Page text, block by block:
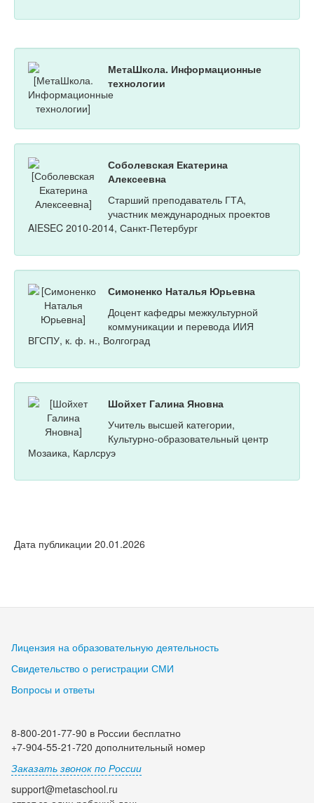
МетаШкола. Информационные
технологии
Соболевская Екатерина
Алексеевна
Старший преподаватель ГТА,
участник международных проектов
AIESEC 2010-2014, Санкт-Петербург
Симоненко Наталья Юрьевна
Доцент кафедры межкультурной
коммуникации и перевода ИИЯ
ВГСПУ, к. ф. н., Волгоград
Шойхет Галина Яновна
Учитель высшей категории,
Культурно-образовательный центр
Мозаика, Карлсруэ
Дата публикации 20.01.2026
Лицензия на образовательную деятельность
Свидетельство о регистрации СМИ
Вопросы и ответы
8-800-201-77-90 в России бесплатно
+7-904-55-21-720 дополнительный номер
Заказать звонок по России
support@metaschool.ru